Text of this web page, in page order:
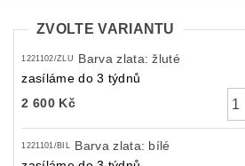
ZVOLTE VARIANTU
1221102/ZLU
Barva zlata: žluté
zasíláme do 3 týdnů
2 600 Kč
1221101/BIL
Barva zlata: bílé